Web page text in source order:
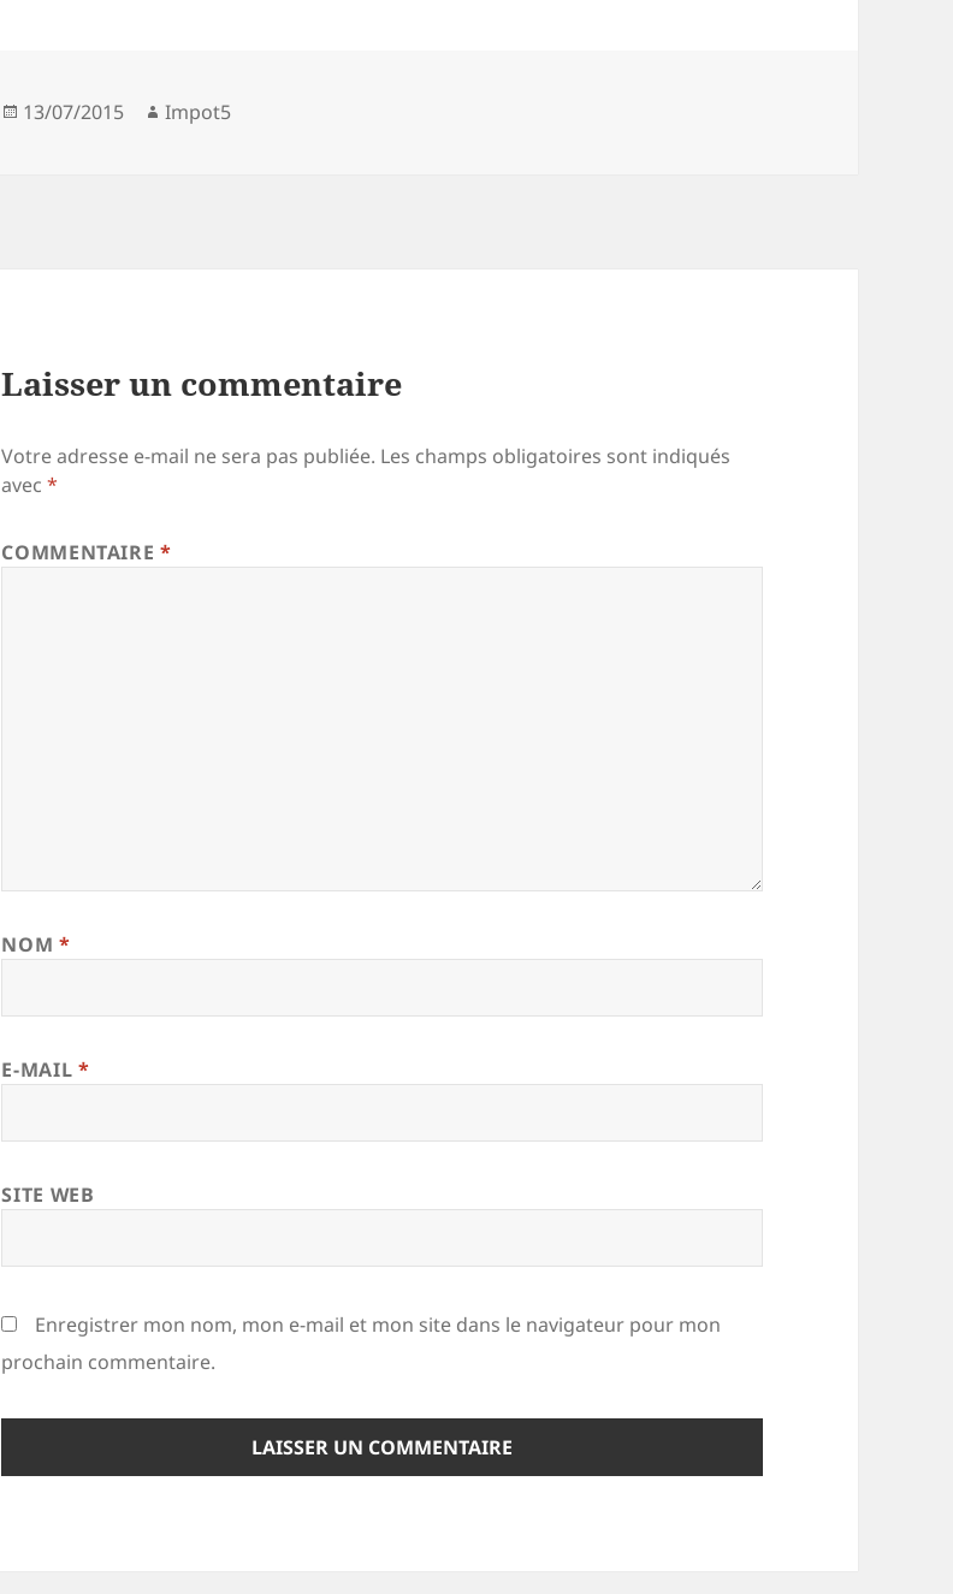
Publié
13/07/2015 Auteur
Impot5
Laisser un commentaire
Votre adresse e-mail ne sera pas publiée. Les champs obligatoires sont indiqués
avec*
COMMENTAIRE*
NOM *
E-MAIL *
SITE WEB
Enregistrer mon nom, mon e-mail et mon site dans le navigateur pour mon
prochain commentaire.